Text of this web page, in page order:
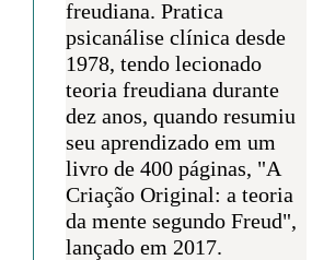
freudiana. Pratica
psicanálise clínica desde
1978, tendo lecionado
teoria freudiana durante
dez anos, quando resumiu
seu aprendizado em um
livro de 400 páginas, "A
Criação Original: a teoria
da mente segundo Freud",
lançado em 2017.